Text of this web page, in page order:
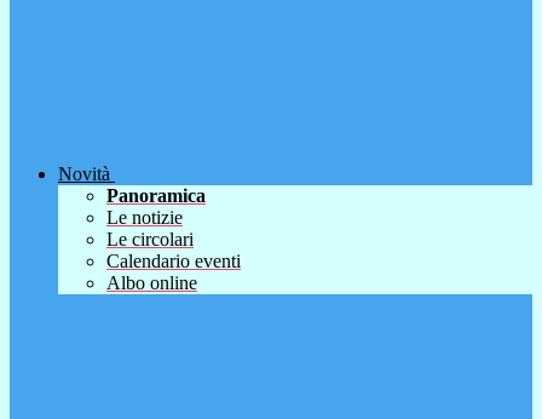
Novità
Panoramica
Le notizie
Le circolari
Calendario eventi
Albo online